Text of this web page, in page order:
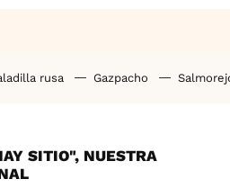
rusa Gazpacho
SITIO", NUESTRA